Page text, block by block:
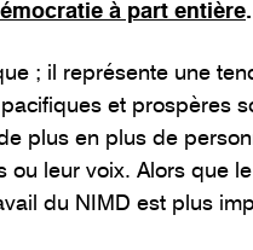
à part entière.
; il représente une
et prospères
plus en plus de
ou leur voix. Alors que
du NIMD est plus